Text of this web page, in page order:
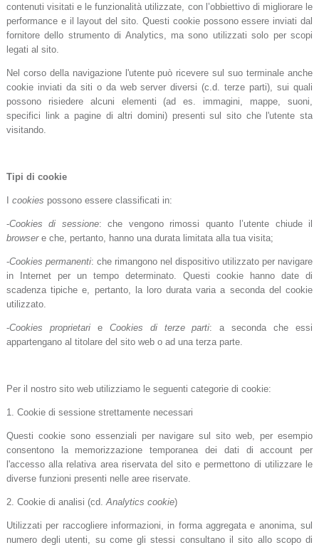
contenuti visitati e le funzionalità utilizzate, con l’obbiettivo di migliorare le
performance e il layout del sito. Questi cookie possono essere inviati dal
fornitore dello strumento di Analytics, ma sono utilizzati solo per scopi
legati al sito.
Nel corso della navigazione l'utente può ricevere sul suo terminale anche
cookie inviati da siti o da web server diversi (c.d. terze parti), sui quali
possono risiedere alcuni elementi (ad es. immagini, mappe, suoni,
specifici link a pagine di altri domini) presenti sul sito che l'utente sta
visitando.
Tipi di cookie
I cookies possono essere classificati in:
-Cookies di sessione: che vengono rimossi quanto l’utente chiude il
browsere che, pertanto, hanno una durata limitata alla tua visita;
-Cookies permanenti: che rimangono nel dispositivo utilizzato per navigare
in Internet per un tempo determinato. Questi cookie hanno date di
scadenza tipiche e, pertanto, la loro durata varia a seconda del cookie
utilizzato.
-Cookies proprietarie Cookies di terze parti: a seconda che essi
appartengano al titolare del sito web o ad una terza parte.
Per il nostro sito web utilizziamo le seguenti categorie di cookie:
1. Cookie di sessione strettamente necessari
Questi cookie sono essenziali per navigare sul sito web, per esempio
consentono la memorizzazione temporanea dei dati di account per
l'accesso alla relativa area riservata del sito e permettono di utilizzare le
diverse funzioni presenti nelle aree riservate.
2. Cookie di analisi (cd. Analytics cookie)
Utilizzati per raccogliere informazioni, in forma aggregata e anonima, sul
numero degli utenti, su come gli stessi consultano il sito allo scopo di